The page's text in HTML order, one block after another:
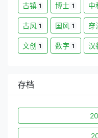
古镇 1 博士 1 中
古风 1 国风 1 穿
文创 1 数字 1 汉
存档